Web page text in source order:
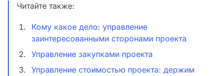
Читайте также:
Кому какое дело: управление
заинтересованными сторонами проекта
Управление закупками проекта
Управление стоимостью проекта: держим